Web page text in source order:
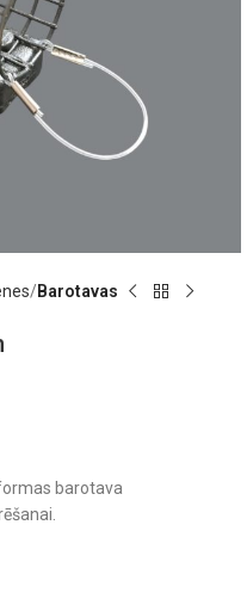
Barotavas
barotava